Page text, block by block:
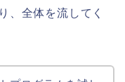
、全体を流してく